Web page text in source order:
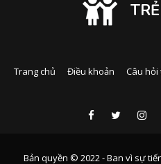
Trang chủ Điều khoản Câu hỏi
Bản quyền © 2022 - Ban vì sự